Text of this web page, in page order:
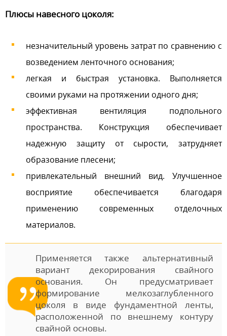
Плюсы навесного цоколя:
незначительный уровень затрат по сравнению с
возведением ленточного основания;
легкая и быстрая установка. Выполняется
своими руками на протяжении одного дня;
эффективная вентиляция подпольного
пространства. Конструкция обеспечивает
надежную защиту от сырости, затрудняет
образование плесени;
привлекательный внешний вид. Улучшенное
восприятие обеспечивается благодаря
применению современных отделочных
материалов.
Применяется также альтернативный
вариант декорирования свайного
основания. Он предусматривает
формирование мелкозаглубленного
цоколя в виде фундаментной ленты,
расположенной по внешнему контуру
свайной основы.